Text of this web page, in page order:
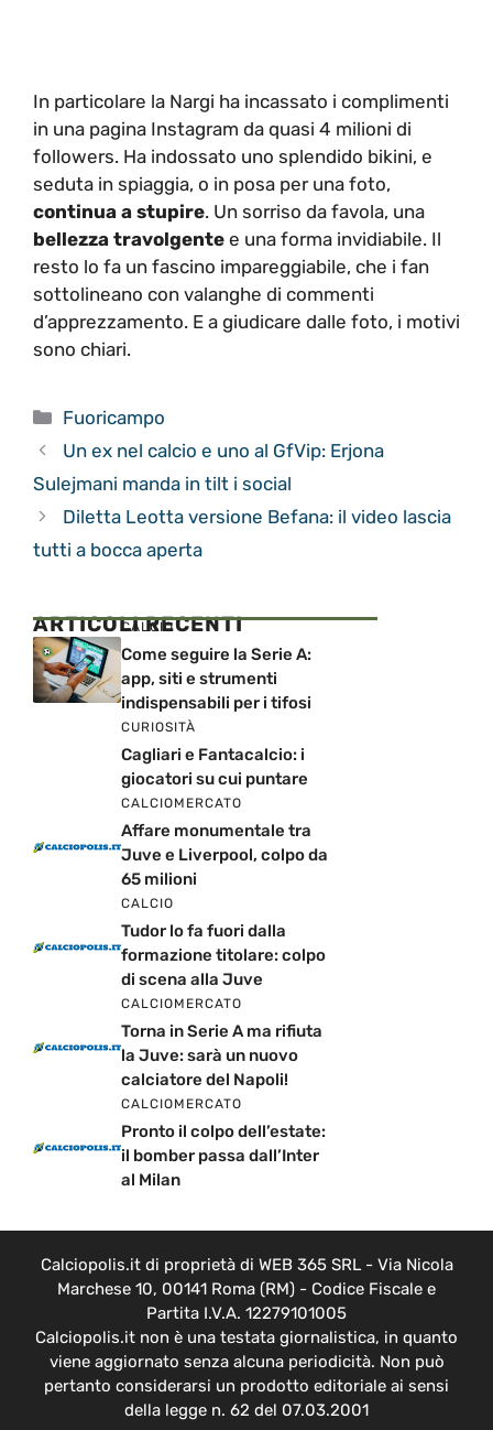
In particolare la Nargi ha incassato i complimenti
in una pagina Instagram da quasi 4 milioni di
followers. Ha indossato uno splendido bikini, e
seduta in spiaggia, o in posa per una foto,
continua a stupire. Un sorriso da favola, una
bellezza travolgente e una forma invidiabile. Il
resto lo fa un fascino impareggiabile, che i fan
sottolineano con valanghe di commenti
d’apprezzamento. E a giudicare dalle foto, i motivi
sono chiari.
Categorie
Fuoricampo
Un ex nel calcio e uno al GfVip: Erjona
Sulejmani manda in tilt i social
Diletta Leotta versione Befana: il video lascia
tutti a bocca aperta
ARTICOLI RECENTI
CALCIO
Come seguire la Serie A:
app, siti e strumenti
indispensabili per i tifosi
CURIOSITÀ
Cagliari e Fantacalcio: i
giocatori su cui puntare
CALCIOMERCATO
Affare monumentale tra
Juve e Liverpool, colpo da
65 milioni
CALCIO
Tudor lo fa fuori dalla
formazione titolare: colpo
di scena alla Juve
CALCIOMERCATO
Torna in Serie A ma rifiuta
la Juve: sarà un nuovo
calciatore del Napoli!
CALCIOMERCATO
Pronto il colpo dell’estate:
il bomber passa dall’Inter
al Milan
Calciopolis.it di proprietà di WEB 365 SRL - Via Nicola
Marchese 10, 00141 Roma (RM) - Codice Fiscale e
Partita I.V.A. 12279101005
Calciopolis.it non è una testata giornalistica, in quanto
viene aggiornato senza alcuna periodicità. Non può
pertanto considerarsi un prodotto editoriale ai sensi
della legge n. 62 del 07.03.2001